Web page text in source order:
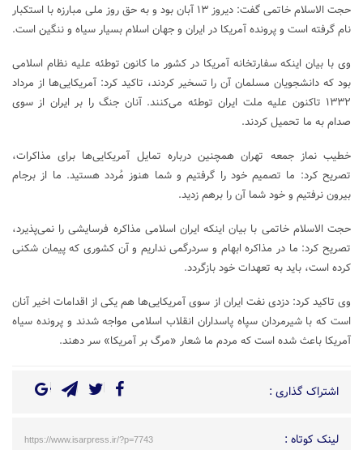
حجت الاسلام خاتمی گفت: دیروز ۱۳ آبان بود و به حق روز ملی مبارزه با استکبار
نام گرفته است و پرونده آمریکا در ایران و جهان اسلام بسیار سیاه و ننگین است.
وی با بیان اینکه سفارتخانه آمریکا در کشور ما کانون توطئه علیه نظام اسلامی
بود که دانشجویان مسلمان آن را تسخیر کردند، تاکید کرد: آمریکایی‌ها از مرداد
۱۳۳۲ تاکنون علیه ملت ایران توطئه می‌کنند. آنان جنگ را بر ایران از سوی
صدام به ما تحمیل کردند.
خطیب نماز جمعه تهران همچنین درباره تمایل آمریکایی‌ها برای مذاکرات،
تصریح کرد: ما تصمیم خود را گرفتیم و شما هنوز مُردد هستید. ما از برجام
بیرون نرفتیم و خود شما آن را برهم زدید.
حجت الاسلام خاتمی با بیان اینکه ایران اسلامی مذاکره فرسایشی را نمی‌پذیرد،
تصریح کرد: ما در مذاکره ابهام و سردرگمی نداریم و آن کشوری که پیمان شکنی
کرده است، باید به تعهدات خود بازگردد.
وی تاکید کرد: دزدی نفت ایران از سوی آمریکایی‌ها هم یکی از اقدامات اخیر آنان
است که با شیرمردان سپاه پاسداران انقلاب اسلامی مواجه شدند و پرونده سیاه
آمریکا باعث شده است که مردم ما شعار «مرگ بر آمریکا» سر دهند.
اشتراک گذاری :
لینک کوتاه : https://www.isarpress.ir/?p=7743